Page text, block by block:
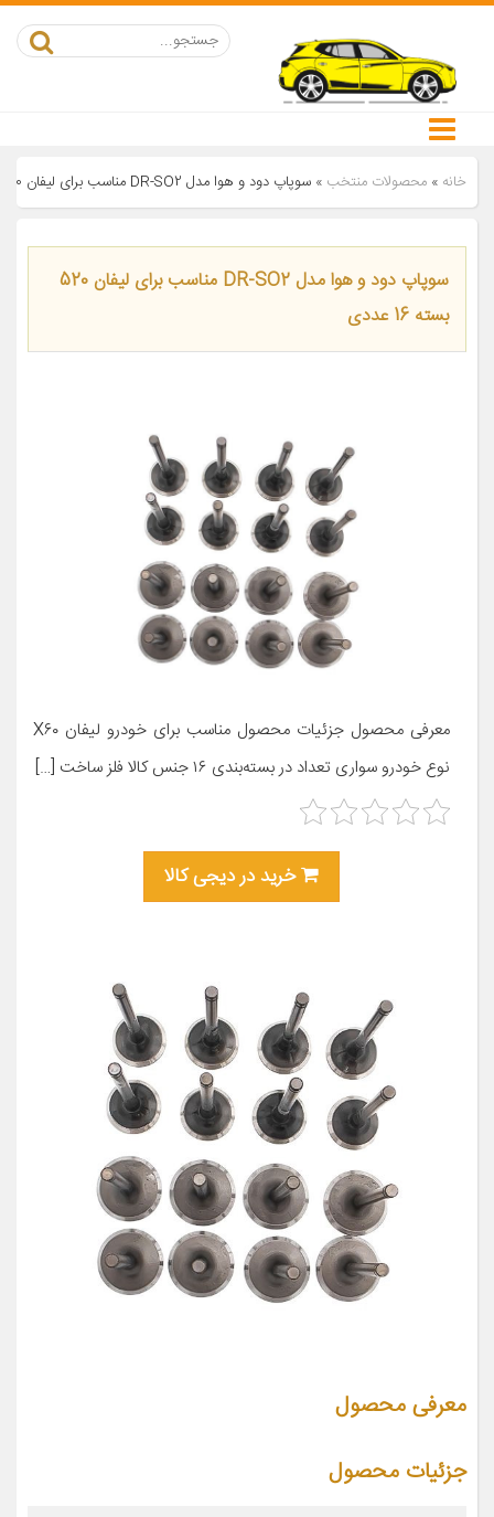
خانه » محصولات منتخب » سوپاپ دود و هوا مدل DR-SO2 مناسب برای لیفان 520 بسته 16 عددی
سوپاپ دود و هوا مدل DR-SO2 مناسب برای لیفان 520
بسته 16 عددی
معرفی محصول جزئیات محصول مناسب برای خودرو لیفان X۶۰
نوع خودرو سواری تعداد در بسته‌بندی ۱۶ جنس کالا فلز ساخت […]
خرید در دیجی کالا
معرفی محصول
جزئیات محصول